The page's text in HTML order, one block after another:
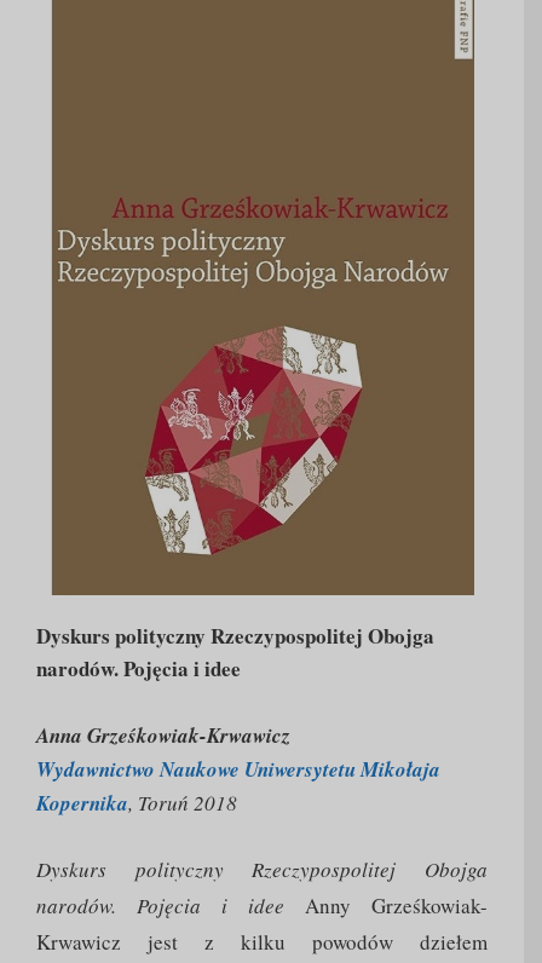
Dyskurs polityczny Rzeczypospolitej Obojga
narodów. Pojęcia i idee
Anna Grześkowiak-Krwawicz
Wydawnictwo Naukowe Uniwersytetu Mikołaja
Kopernika, Toruń 2018
Dyskurs polityczny Rzeczypospolitej Obojga
narodów. Pojęcia i idee Anny Grześkowiak-
Krwawicz jest z kilku powodów dziełem